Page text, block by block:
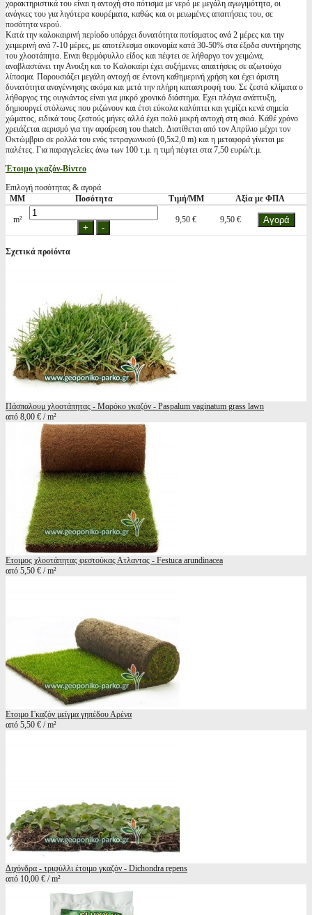
χαρακτηριστικά του είναι η αντοχή στο πότισμα με νερό με μεγάλη αγωγιμότητα, οι
ανάγκες του για λιγότερα κουρέματα, καθώς και οι μειωμένες απαιτήσεις του, σε
ποσότητα νερού.
Κατά την καλοκαιρινή περίοδο υπάρχει δυνατότητα ποτίσματος ανά 2 μέρες και την
χειμερινή ανά 7-10 μέρες, με αποτέλεσμα οικονομία κατά 30-50% στα έξοδα συντήρησης
του χλοοτάπητα. Ειναι θερμόφυλλο είδος και πέφτει σε λήθαργο τον χειμώνα,
αναβλαστάνει την Ανοιξη και το Καλοκαίρι έχει αυξήμενες απαιτήσεις σε αζωτούχο
λίπασμα. Παρουσιάζει μεγάλη αντοχή σε έντονη καθημερινή χρήση και έχει άριστη
δυνατότητα αναγέννησης ακόμα και μετά την πλήρη καταστροφή του. Σε ζεστά κλίματα ο
λήθαργος της ουγκάντας είναι για μικρό χρονικό διάστημα. Εχει πλάγια ανάπτυξη,
δημιουργεί στόλωνες που ριζώνουν και έτσι εύκολα καλύπτει και γεμίζει κενά σημεία
χώματος, ειδικά τους ζεστούς μήνες αλλά έχει πολύ μικρή αντοχή στη σκιά. Κάθέ χρόνο
χρειάζεται αερισμό για την αφαίρεση του thatch. Διατίθεται από τον Απρίλιο μέχρι τον
Οκτώμβριο σε ρολλά του ενός τετραγωνικού (0,5x2,0 m) και η μεταφορά γίνεται με
παλέτες. Για παραγγελείες άνω των 100 τ.μ. η τιμή πέφτει στα 7,50 ευρώ/τ.μ.
Έτοιμο γκαζόν-Βίντεο
Επιλογή ποσότητας & αγορά
ΜΜ
Ποσότητα Τιμή/ΜΜ Αξία με ΦΠΑ
m² 9,50 € 9,50 €
Σχετικά προϊόντα
Πάσπαλουμ χλοοτάπητας - Μαρόκο γκαζόν - Paspalum vaginatum grass lawn
από 8,00 € / m²
Ετοιμος χλοοτάπητας φεστούκας Ατλαντας - Festuca arundinacea
από 5,50 € / m²
Ετοιμο Γκαζόν μείγμα γηπέδου Αρένα
από 5,50 € / m²
Διχόνδρα - τριφύλλι έτοιμο γκαζόν - Dichondra repens
από 10,00 € / m²